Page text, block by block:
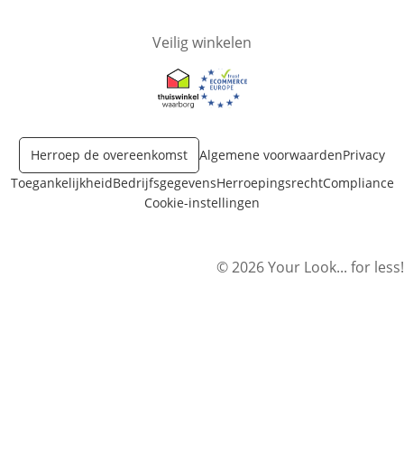
Veilig winkelen
Opent in nieuw venster
Opent in nieuw venster
Herroep de overeenkomst Algemene voorwaardenPrivacy
ToegankelijkheidBedrijfsgegevensHerroepingsrechtCompliance
Cookie-instellingen
© 2026 Your Look... for less!